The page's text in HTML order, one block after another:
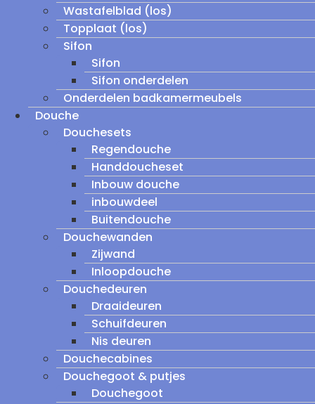
Wastafelblad (los)
Topplaat (los)
Sifon
Sifon
Sifon onderdelen
Onderdelen badkamermeubels
Douche
Douchesets
Regendouche
Handdoucheset
Inbouw douche
inbouwdeel
Buitendouche
Douchewanden
Zijwand
Inloopdouche
Douchedeuren
Draaideuren
Schuifdeuren
Nis deuren
Douchecabines
Douchegoot & putjes
Douchegoot